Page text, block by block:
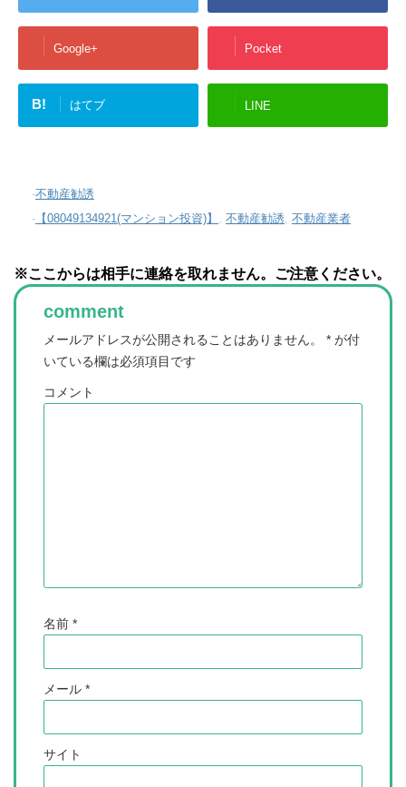
Google+ Pocket
B! はてブ LINE
-不動産勧誘
- 【08049134921(マンション投資)】 不動産勧誘 不動産業者
※ここからは相手に連絡を取れません。ご注意ください。
comment
メールアドレスが公開されることはありません。 * が付
いている欄は必須項目です
コメント
名前 *
メール *
サイト